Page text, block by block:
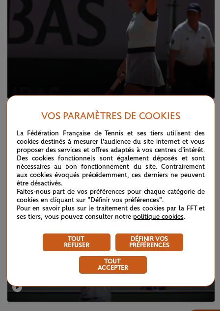
JEUDI 19 MAI 2022
EN DIRECT : premiers qualifiés et tirage
effectué
VOS PARAMÈTRES DE COOKIES
La Fédération Française de Tennis et ses tiers utilisent des
cookies destinés à mesurer l'audience du site internet et vous
proposer des services et offres adaptés à vos centres d'intérêt.
Des cookies fonctionnels sont également déposés et sont
nécessaires au bon fonctionnement du site. Contrairement
aux cookies évoqués précédemment, ces derniers ne peuvent
être désactivés.
Faites-nous part de vos préférences pour chaque catégorie de
cookies en cliquant sur "Définir vos préférences".
Pour en savoir plus sur le traitement des cookies par la FFT et
ses tiers, vous pouvez consulter notre politique cookies.
TOUT
REFUSER
DÉFINIR VOS
PRÉFÉRENCES
TOUT
ACCEPTER